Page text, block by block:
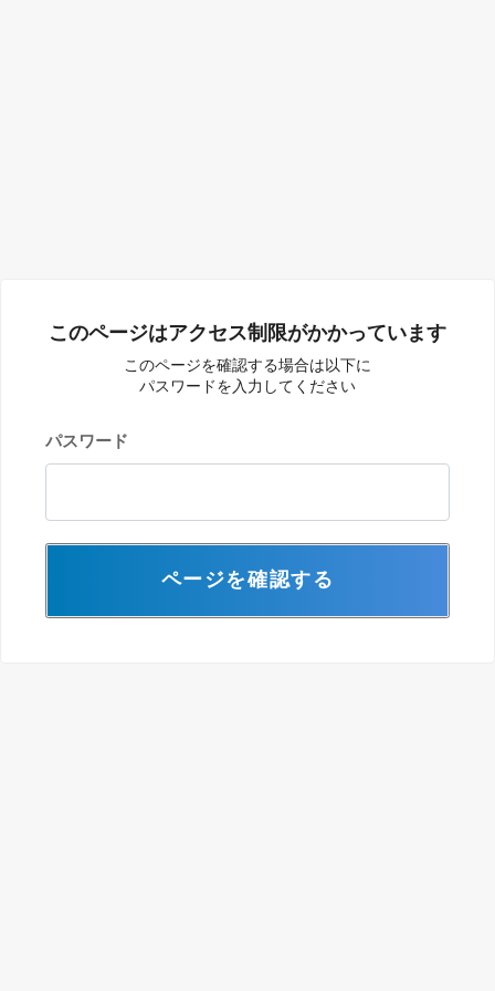
このページはアクセス制限がかかっています
このページを確認する場合は以下に
パスワードを入力してください
パスワード
ページを確認する